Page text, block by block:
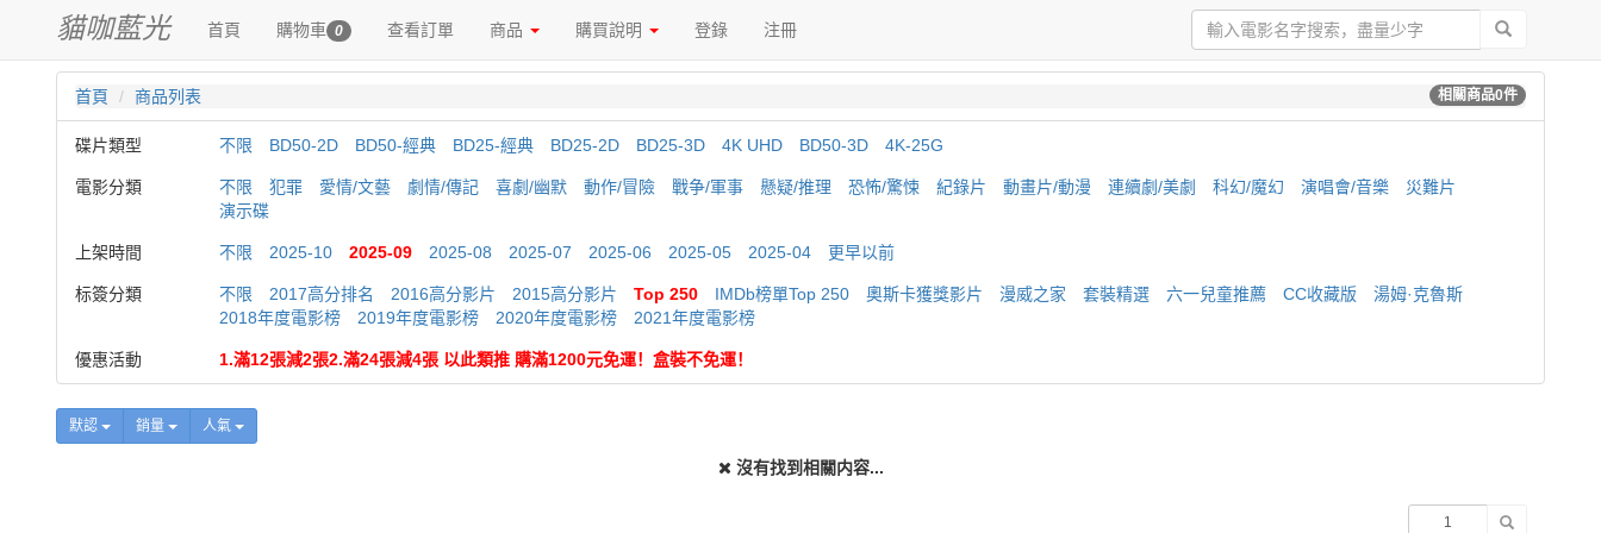
貓咖藍光 首頁 購物車 0 查看訂單 商品 購買說明 登錄 注冊
相關商品0件
首頁 商品列表
碟片類型 不限 BD50-2D BD50-經典 BD25-經典 BD25-2D BD25-3D 4K UHD BD50-3D 4K-25G
電影分類 不限 犯罪 愛情/文藝 劇情/傳記 喜劇/幽默 動作/冒險 戰争/軍事 懸疑/推理 恐怖/驚悚 紀錄片 動畫片/動漫 連續劇/美劇 科幻/魔幻 演唱會/音樂
災難片
演示碟
上架時間 不限 2025-10 2025-09 2025-08 2025-07 2025-06 2025-05 2025-04 更早以前
标簽分類 不限 2017高分排名 2016高分影片 2015高分影片 Top 250 IMDb榜單Top 250 奧斯卡獲獎影片 漫威之家 套裝精選 六一兒童推薦 CC收藏版
湯姆·克魯斯
2018年度電影榜
2019年度電影榜 2020年度電影榜 2021年度電影榜
優惠活動 1.滿12張減2張2.滿24張減4張 以此類推 購滿1200元免運！盒裝不免運！
默認 銷量 人氣
沒有找到相關内容...